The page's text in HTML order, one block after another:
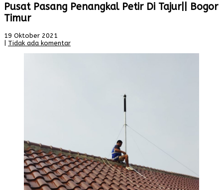
Pusat Pasang Penangkal Petir Di Tajur|| Bogor
Timur
19 Oktober 2021
| Tidak ada komentar